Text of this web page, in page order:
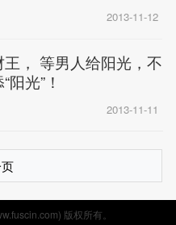
2013-11-12
王， 等男人给阳光，不
阳光”！
2013-11-11
版权所有。